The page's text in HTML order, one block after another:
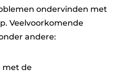
ondervinden met
Veelvoorkomende
andere:
met de